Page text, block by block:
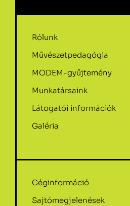
Rólunk
Művészetpedagógia
MODEM-gyűjtemény
Munkatársaink
Látogatói információk
Galéria
Céginformáció
Sajtómegjelenések